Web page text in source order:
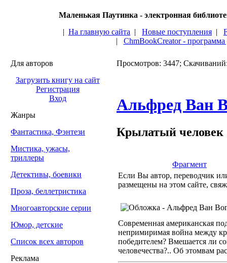
Маленькая Паутинка - электронная
| На главную сайта | Новые поступления |
| ChmBookCreator -
Для авторов
Загрузить книгу на сайт
Регистрация
Вход
Жанры
Фантастика, Фэнтези
Мистика, ужасы,
триллеры
Детективы, боевики
Проза, беллетристика
Многоавторские серии
Юмор, детские
Список всех авторов
Реклама
Просмотров: 3447;
Альфред Ван
Крылатый человек
Фрагмент
Если Вы автор, переводчик
размещены на этом сайте,
Современная американская
непримиримая война между
победителем? Вмешается ли
человечества?.. Об этомвам